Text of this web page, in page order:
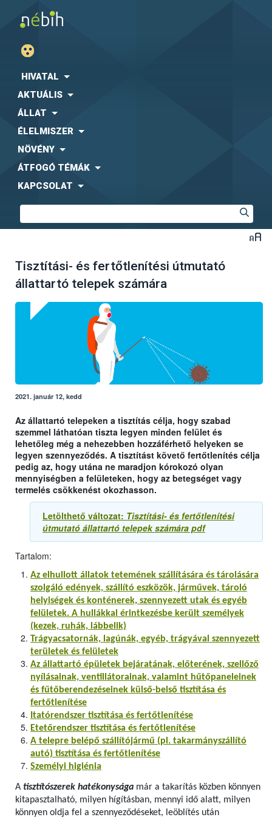
HIVATAL
AKTUÁLIS
ÁLLAT
ÉLELMISZER
NÖVÉNY
ÁTFOGÓ TÉMÁK
KAPCSOLAT
Tisztítási- és fertőtlenítési útmutató
állattartó telepek számára
2021. január 12, kedd
Az állattartó telepeken a tisztítás célja, hogy szabad
szemmel láthatóan tiszta legyen minden felület és
lehetőleg még a nehezebben hozzáférhető helyeken se
legyen szennyeződés. A tisztítást követő fertőtlenítés célja
pedig az, hogy utána ne maradjon kórokozó olyan
mennyiségben a felületeken, hogy az betegséget vagy
termelés csökkenést okozhasson.
Letölthető változat: Tisztítási- és fertőtlenítési
útmutató állattartó telepek számára pdf
Tartalom:
Az elhullott állatok tetemének szállítására és tárolására
szolgáló edények, szállító eszközök, járművek, tároló
helyiségek és konténerek, szennyezett utak és egyéb
felületek. A hullákkal érintkezésbe került személyek
(kezek, ruhák, lábbelik)
Trágyacsatornák, lagúnák, egyéb, trágyával szennyezett
területek és felületek
Az állattartó épületek bejáratának, előterének, szellőző
nyílásainak, ventillátorainak, valamint hűtőpaneleinek
és fűtőberendezéseinek külső-belső tisztítása és
fertőtlenítése
Itatórendszer tisztítása és fertőtlenítése
Etetőrendszer tisztítása és fertőtlenítése
A telepre belépő szállítójármű (pl. takarmányszállító
autó) tisztítása és fertőtlenítése
Személyi higiénia
A tisztítószerek hatékonysága már a takarítás közben könnyen
kitapasztalható, milyen hígításban, mennyi idő alatt, milyen
könnyen oldja fel a szennyeződéseket, leöblítés után